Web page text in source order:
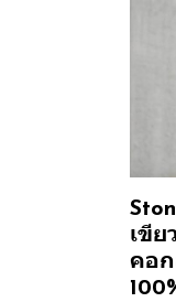
เขี
คอ